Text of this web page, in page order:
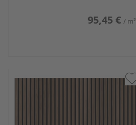
95,45 € / m²